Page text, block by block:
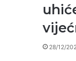
28/12/